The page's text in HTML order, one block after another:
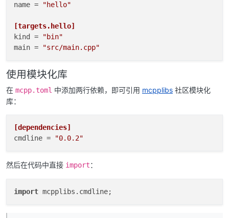
name = "hello"
[targets.hello]
kind
=
"bin"
main = "src/main.cpp"
使用模块化库
在 mcpp.toml 中添加两行依赖，即可引用 mcpplibs 社区模块化
库：
[dependencies]
cmdline = "0.0.2"
然后在代码中直接 import：
import